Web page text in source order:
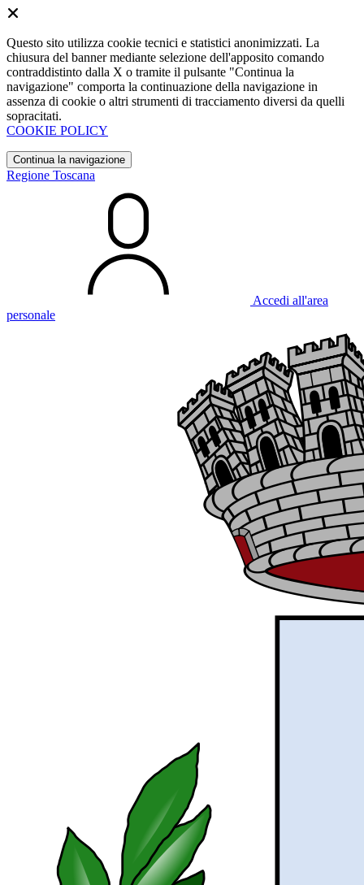
Questo sito utilizza cookie tecnici e statistici anonimizzati. La
chiusura del banner mediante selezione dell'apposito comando
contraddistinto dalla X o tramite il pulsante "Continua la
navigazione" comporta la continuazione della navigazione in
assenza di cookie o altri strumenti di tracciamento diversi da quelli
sopracitati.
COOKIE POLICY
Continua la navigazione
Regione Toscana
Accedi all'area
personale